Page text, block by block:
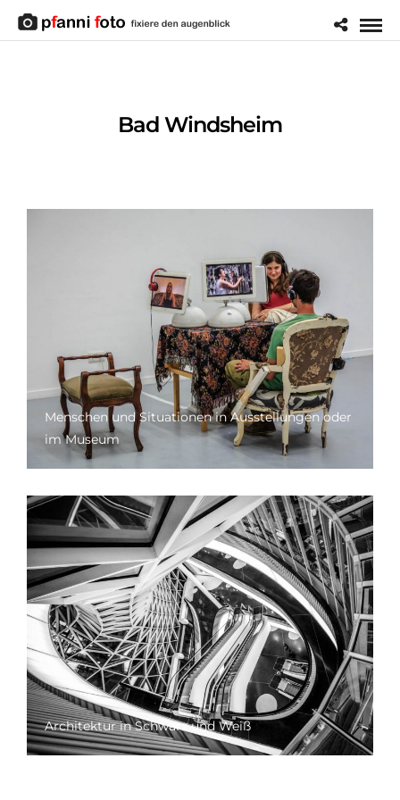
Bad Windsheim
Menschen und Situationen in Ausstellungen oder
im Museum
Architektur in Schwarz und Weiß